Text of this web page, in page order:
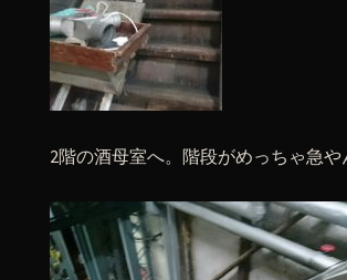
2階の酒母室へ。階段がめっちゃ急や